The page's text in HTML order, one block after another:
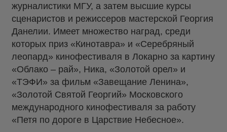
журналистики МГУ, а затем высшие курсы
сценаристов и режиссеров мастерской Георгия
Данелии. Имеет множество наград, среди
которых приз «Кинотавра» и «Серебряный
леопард» кинофестиваля в Локарно за картину
«Облако – рай», Ника, «Золотой орел» и
«ТЭФИ» за фильм «Завещание Ленина»,
«Золотой Святой Георгий» Московского
международного кинофестиваля за работу
«Петя по дороге в Царствие Небесное».